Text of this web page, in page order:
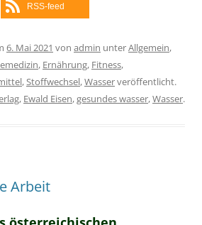
RSS-feed
6. Mai 2021 von admin unterAllgemein,
, Ernährung, Fitness,
,Stoffwechsel,Wasserveröffentlicht.
, Ewald Eisen,gesundes wasser,Wasser.
Arbeit